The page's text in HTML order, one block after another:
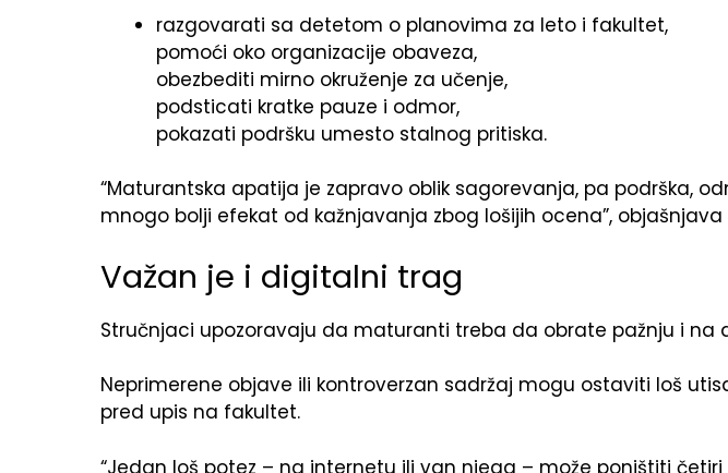
razgovarati sa detetom o planovima za leto i fakultet,
pomoći oko organizacije obaveza,
obezbediti mirno okruženje za učenje,
podsticati kratke pauze i odmor,
pokazati podršku umesto stalnog pritiska.
“Maturantska apatija je zapravo oblik sagorevanja, pa podrška,
mnogo bolji efekat od kažnjavanja zbog lošijih ocena”, objašnjava
Važan je i digitalni trag
Stručnjaci upozoravaju da maturanti treba da obrate pažnju i na
Neprimerene objave ili kontroverzan sadržaj mogu ostaviti loš
pred upis na fakultet.
“Jedan loš potez – na internetu ili van njega – može poništiti